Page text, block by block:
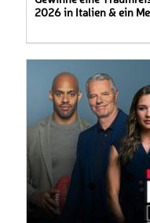
2026 in Italien & ein